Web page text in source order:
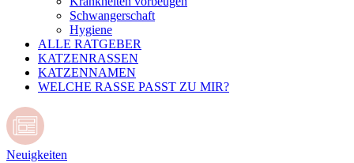
Schwangerschaft
Hygiene
ALLE RATGEBER
KATZENRASSEN
KATZENNAMEN
WELCHE RASSE PASST ZU MIR?
Neuigkeiten